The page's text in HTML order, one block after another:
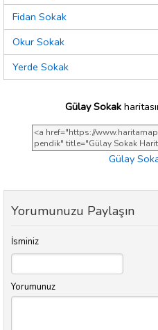
Fidan Sokak
Okur Sokak
Yerde Sokak
Gülay Sokak
Gülay
Yorumunuzu Paylaşın
İsminiz
Yorumunuz